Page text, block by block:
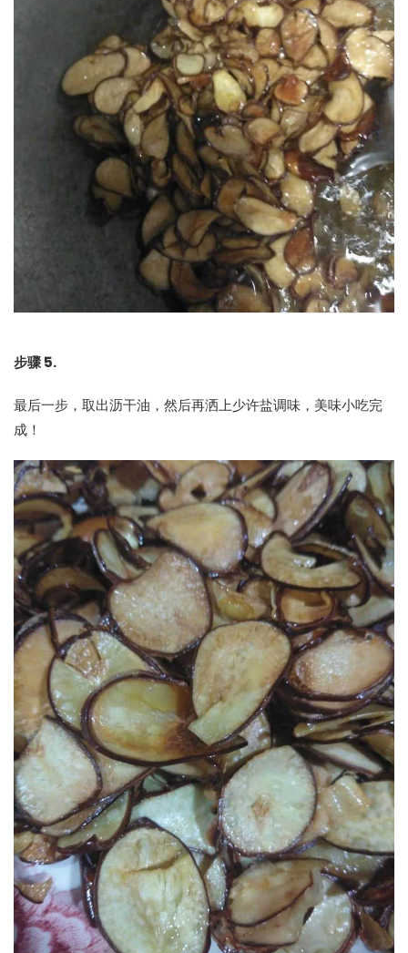
步骤 5.
最后一步，取出沥干油，然后再洒上少许盐调味，美味小吃完
成！